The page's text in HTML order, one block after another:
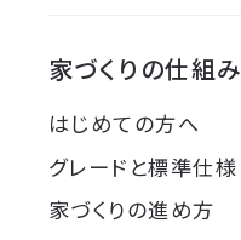
家づくりの仕組み
はじめての方へ
グレードと標準仕様
家づくりの進め方